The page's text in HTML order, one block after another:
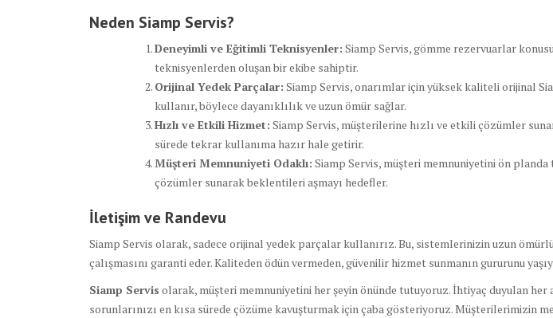
Neden Siamp Servis?
Deneyimli ve Eğitimli Teknisyenler: Siamp Servis, gömme rezervuarlar
teknisyenlerden oluşan bir ekibe sahiptir.
Orijinal Yedek Parçalar: Siamp Servis, onarımlar için yüksek kaliteli orijinal
kullanır, böylece dayanıklılık ve uzun ömür sağlar.
Hızlı ve Etkili Hizmet: Siamp Servis, müşterilerine hızlı ve etkili çözümler
sürede tekrar kullanıma hazır hale getirir.
Müşteri Memnuniyeti Odaklı: Siamp Servis, müşteri memnuniyetini ön
çözümler sunarak beklentileri aşmayı hedefler.
İletişim ve Randevu
Siamp Servis olarak, sadece orijinal yedek parçalar kullanırız. Bu, sistemlerinizin uzun
çalışmasını garanti eder. Kaliteden ödün vermeden, güvenilir hizmet sunmanın gururunu
Siamp Servis olarak, müşteri memnuniyetini her şeyin önünde tutuyoruz. İhtiyaç duyulan her
sorunlarınızı en kısa sürede çözüme kavuşturmak için çaba gösteriyoruz. Müşterilerimizin